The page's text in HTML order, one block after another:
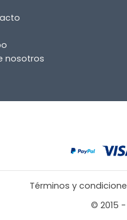
nosotros
Términos y
© 2015